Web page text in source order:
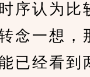
认为比
念一想，
已经看到